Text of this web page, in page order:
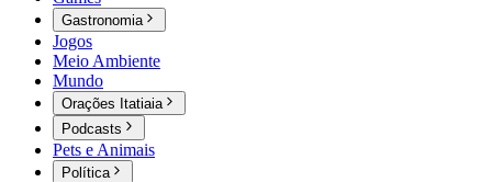
Gastronomia
Jogos
Meio Ambiente
Mundo
Orações Itatiaia
Podcasts
Pets e Animais
Política